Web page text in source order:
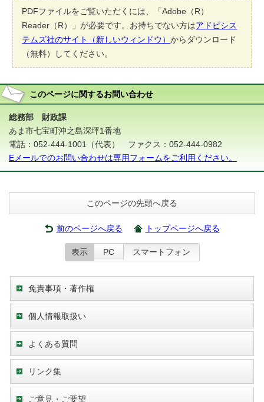
PDFファイルをご覧いただくには、「Adobe（R）
Reader（R）」が必要です。お持ちでない方はアドビシス
テムズ社のサイト（新しいウィンドウ）からダウンロード
（無料）してください。
このページに関するお問い合わせ
総務部 財政課
あま市七宝町沖之島深坪1番地
電話：052-444-1001（代表） ファクス：052-444-0982
Eメールでのお問い合わせは専用フォームをご利用ください。
このページの先頭へ戻る
前のページへ戻る トップページへ戻る
表示 PC スマートフォン
免責事項・著作権
個人情報取扱い
よくある質問
リンク集
ご意見・ご要望